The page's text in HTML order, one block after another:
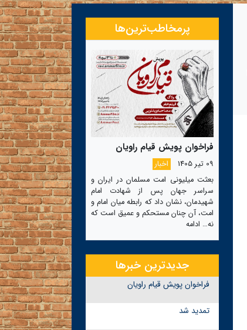
پرمخاطب‌ترین‌ها
فراخوان پویش قیام راویان
09 تیر 1405
اخبار
بعثت میلیونی امت مسلمان در ایران و
سراسر جهان پس از شهادت امام
شهیدمان، نشان داد که رابطه میان امام و
امت، آن چنان مستحکم و عمیق است که
نه… ادامه
جدیدترین خبرها
فراخوان پویش قیام راویان
تمدید شد